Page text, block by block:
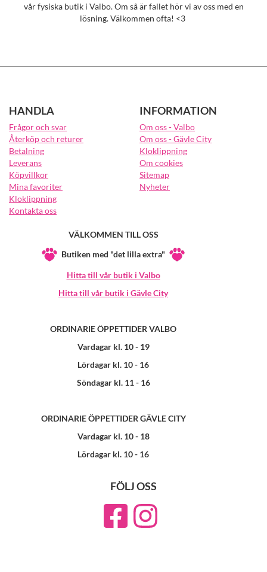
vår fysiska butik i Valbo. Om så är fallet hör vi av oss med en
lösning. Välkommen ofta! <3
HANDLA
Frågor och svar
Återköp och returer
Betalning
Leverans
Köpvillkor
Mina favoriter
Kloklippning
Kontakta oss
INFORMATION
Om oss - Valbo
Om oss - Gävle City
Kloklippning
Om cookies
Sitemap
Nyheter
VÄLKOMMEN TILL OSS
Butiken med "det lilla extra"
Hitta till vår butik i Valbo
Hitta till vår butik i Gävle City
ORDINARIE ÖPPETTIDER VALBO
Vardagar kl. 10 - 19
Lördagar kl. 10 - 16
Söndagar kl. 11 - 16
ORDINARIE ÖPPETTIDER GÄVLE CITY
Vardagar kl. 10 - 18
Lördagar kl. 10 - 16
FÖLJ OSS